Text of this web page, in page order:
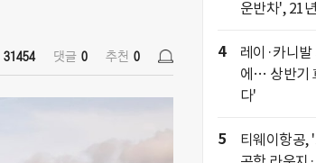
31454 댓글 0 추천 0